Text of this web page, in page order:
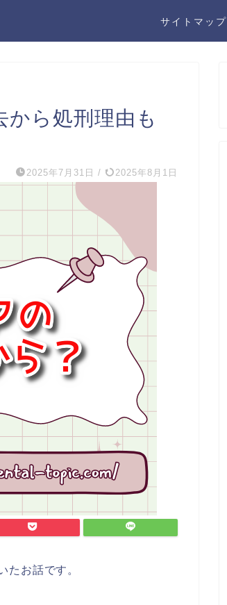
サイトマップ
ら処刑理由も
2025年7月31日 / 2025年8月1日
たお話です。